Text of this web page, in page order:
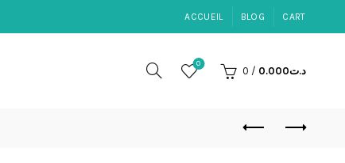
ACCUEIL BLOG CART
0
0 / د.ت0.000